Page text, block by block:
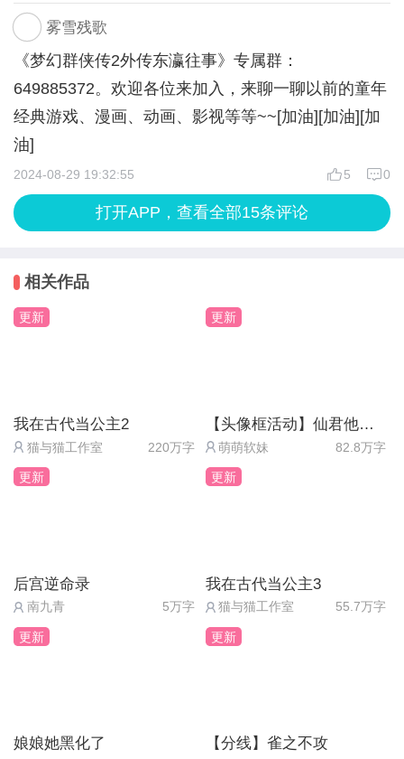
者大大一样坚持自我的人！
很好的作品，新旧融合的恰到好处，bgm也很好听。
全员he对读者也真的太友好啦，以前被仙剑虐的稀里
哗啦的....
东瀛这个也是真的很有亮点，而且也没有种族歧视。
很好的作品~希望被更多有情怀的小伙伴发现~
雾雪残歌
《梦幻群侠传2外传东瀛往事》专属群：
649885372。欢迎各位来加入，来聊一聊以前的童年
经典游戏、漫画、动画、影视等等~~[加油][加油][加
油]
0
5
2024-08-29 19:32:55
打开APP，查看全部15条评论
相关作品
更新
我在古代当公主2
猫与猫工作室 220万字
更新
【头像框活动】仙君他道心不稳
萌萌软妹 82.8万字
更新
后宫逆命录
南九青 5万字
更新
我在古代当公主3
猫与猫工作室 55.7万字
更新
娘娘她黑化了
更新
【分线】雀之不攻